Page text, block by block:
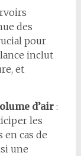
des
pour
inclut
et
d’air:
les
en cas de
une